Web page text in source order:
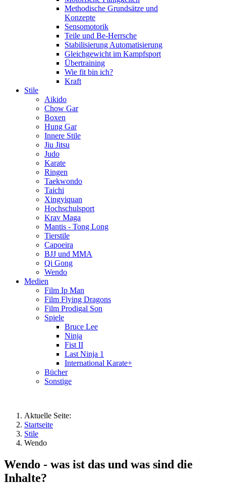
Methodische Grundsätze und
Konzepte
Sensomotorik
Teile und Be-Herrsche
Stabilisierung Automatisierung
Gleichgewicht im Kampfsport
Übertraining
Wie fit bin ich?
Kraft
Stile
Aikido
Chow Gar
Boxen
Hung Gar
Innere Stile
Jiu Jitsu
Judo
Karate
Ringen
Taekwondo
Taichi
Xingyiquan
Hochschulsport
Krav Maga
Mantis - Tong Long
Tierstile
Capoeira
BJJ und MMA
Qi Gong
Wendo
Medien
Film Ip Man
Film Flying Dragons
Film Prodigal Son
Spiele
Bruce Lee
Ninja
Fist II
Last Ninja 1
International Karate+
Bücher
Sonstige
Aktuelle Seite:
Startseite
Stile
Wendo
Wendo - was ist das und was sind die
Inhalte?